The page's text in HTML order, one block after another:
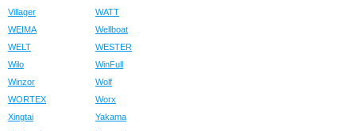
Villager
WATT
WEIMA
Wellboat
WELT
WESTER
Wilo
WinFull
Winzor
Wolf
WORTEX
Worx
Xingtai
Yakama